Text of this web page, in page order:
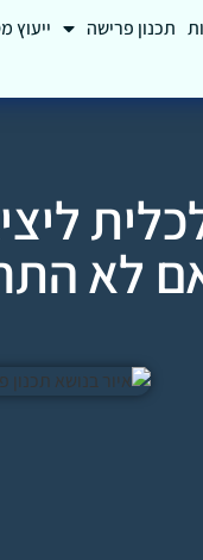
תכנון פרישה ייעוץ
לא